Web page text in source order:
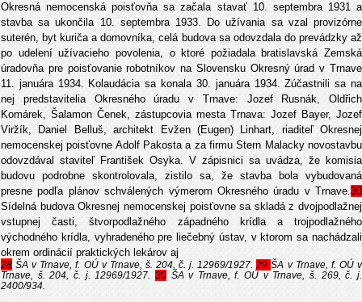
Okresná nemocenská poisťovňa sa začala stavať 10. septembra 1931 a
stavba sa ukončila 10. septembra 1933. Do užívania sa vzal provizórne
suterén, byt kuriča a domovníka, celá budova sa odovzdala do prevádzky až
po udelení užívacieho povolenia, o ktoré požiadala bratislavská Zemská
úradovňa pre poisťovanie robotníkov na Slovensku Okresný úrad v Trnave
11. januára 1934. Kolaudácia sa konala 30. januára 1934. Zúčastnili sa na
nej predstavitelia Okresného úradu v Trnave: Jozef Rusnák, Oldřich
Komárek, Šalamon Čenek, zástupcovia mesta Trnava: Jozef Bayer, Jozef
Viržík, Daniel Belluš, architekt Evžen (Eugen) Linhart, riaditeľ Okresnej
nemocenskej poisťovne Adolf Pakosta a za firmu Stern Malacky novostavbu
odovzdával staviteľ František Osyka. V zápisnici sa uvádza, že komisia
budovu podrobne skontrolovala, zistilo sa, že stavba bola vybudovaná
presne podľa plánov schválených výmerom Okresného úradu v Trnave.30
Sídelná budova Okresnej nemocenskej poisťovne sa skladá z dvojpodlažnej
vstupnej časti, štvorpodlažného západného krídla a trojpodlažného
východného krídla, vyhradeného pre liečebný ústav, v ktorom sa nachádzali
okrem ordinácií praktických lekárov aj
28 ŠA v Trnave, f. OÚ v Trnave, š. 204, č. j. 12969/1927.29ŠA v Trnave, f. OÚ v
Trnave, š. 204, č. j. 12969/1927. 30ŠA v Trnave, f. OÚ v Trnave, š. 269, č. j.
2400/934.